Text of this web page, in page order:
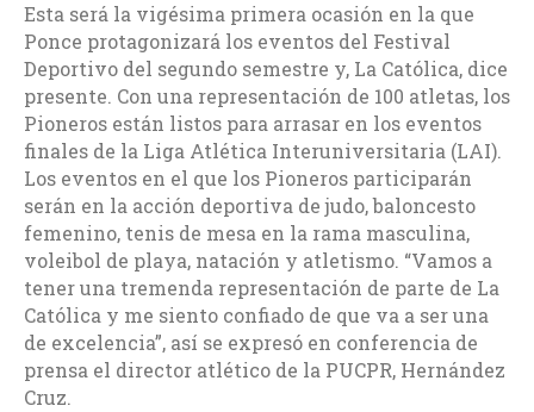
Esta será la vigésima primera ocasión en la que
Ponce protagonizará los eventos del Festival
Deportivo del segundo semestre y, La Católica, dice
presente. Con una representación de 100 atletas, los
Pioneros están listos para arrasar en los eventos
finales de la Liga Atlética Interuniversitaria (LAI).
Los eventos en el que los Pioneros participarán
serán en la acción deportiva de judo, baloncesto
femenino, tenis de mesa en la rama masculina,
voleibol de playa, natación y atletismo. “Vamos a
tener una tremenda representación de parte de La
Católica y me siento confiado de que va a ser una
de excelencia”, así se expresó en conferencia de
prensa el director atlético de la PUCPR, Hernández
Cruz.